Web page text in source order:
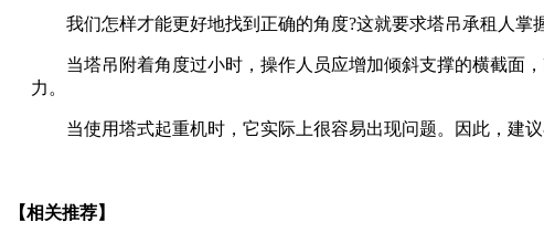
我们怎样才能更好地找到正确的角度?这就要求塔吊承租人掌握
当塔吊附着角度过小时，操作人员应增加倾斜支撑的横截面，
力。
当使用塔式起重机时，它实际上很容易出现问题。因此，建
【相关推荐】